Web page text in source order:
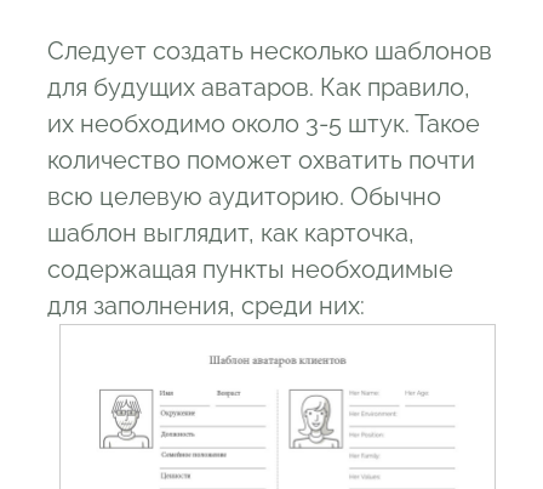
Следует создать несколько шаблонов
для будущих аватаров. Как правило,
их необходимо около 3-5 штук. Такое
количество поможет охватить почти
всю целевую аудиторию. Обычно
шаблон выглядит, как карточка,
содержащая пункты необходимые
для заполнения, среди них: